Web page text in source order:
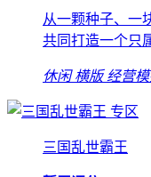
从一颗种子、一
共同打造一个只
休闲 横版 经营
专区
三国乱世霸王